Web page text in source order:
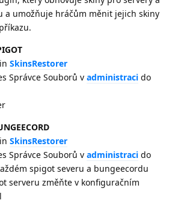
a umožňuje hráčům měnit jejich skiny
SkinsRestorer
Správce Souborů v administraci do
SkinsRestorer
Správce Souborů v administraci do
spigot severu a bungeecordu
serveru změňte v konfiguračním